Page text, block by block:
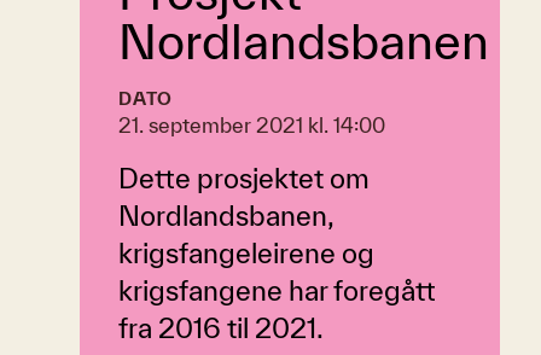
Nordlandsbanen
DATO
21. september 2021 kl. 14:00
Dette prosjektet om
Nordlandsbanen,
krigsfangeleirene og
krigsfangene har foregått
fra 2016 til 2021.